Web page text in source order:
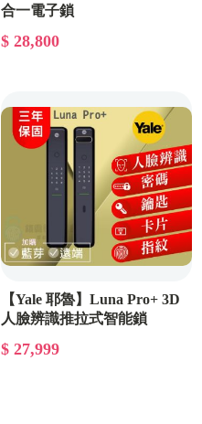
合一電子鎖
$ 28,800
【Yale 耶魯】Luna Pro+ 3D
人臉辨識推拉式智能鎖
$ 27,999